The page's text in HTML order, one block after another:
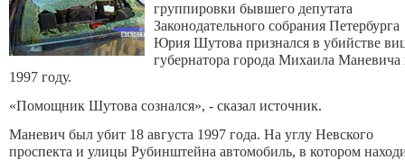
группировки бывшего депутата
Законодательного собрания Петербурга
Юрия Шутова признался в убийстве
губернатора города Михаила Маневича
1997 году.
«Помощник Шутова сознался», - сказал источник.
Маневич был убит 18 августа 1997 года. На углу Невского
проспекта и улицы Рубинштейна автомобиль, в котором